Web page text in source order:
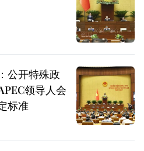
公开特殊政
领导人会
标准